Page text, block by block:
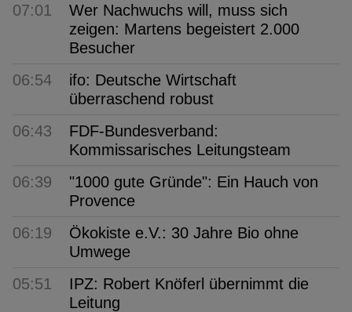
07:01
Wer Nachwuchs will, muss sich
zeigen: Martens begeistert 2.000
Besucher
06:54
ifo: Deutsche Wirtschaft
überraschend robust
06:43
FDF-Bundesverband:
Kommissarisches Leitungsteam
06:39
"1000 gute Gründe": Ein Hauch von
Provence
06:19
Ökokiste e.V.: 30 Jahre Bio ohne
Umwege
05:51
IPZ: Robert Knöferl übernimmt die
Leitung